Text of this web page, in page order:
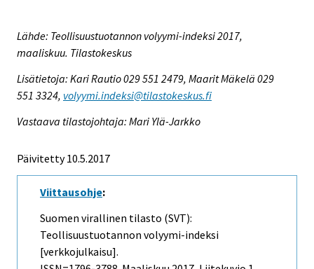
Lähde: Teollisuustuotannon volyymi-indeksi 2017,
maaliskuu. Tilastokeskus
Lisätietoja: Kari Rautio 029 551 2479, Maarit Mäkelä 029
551 3324, volyymi.indeksi@tilastokeskus.fi
Vastaava tilastojohtaja: Mari Ylä-Jarkko
Päivitetty 10.5.2017
Viittausohje:
Suomen virallinen tilasto (SVT):
Teollisuustuotannon volyymi-indeksi
[verkkojulkaisu].